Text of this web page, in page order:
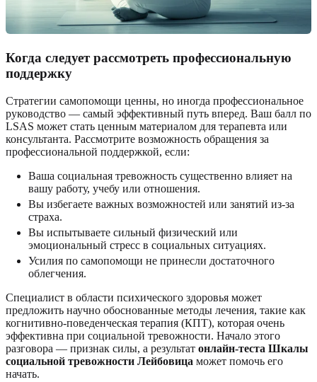
Когда следует рассмотреть профессиональную
поддержку
Стратегии самопомощи ценны, но иногда профессиональное
руководство — самый эффективный путь вперед. Ваш балл по
LSAS может стать ценным материалом для терапевта или
консультанта. Рассмотрите возможность обращения за
профессиональной поддержкой, если:
Ваша социальная тревожность существенно влияет на
вашу работу, учебу или отношения.
Вы избегаете важных возможностей или занятий из-за
страха.
Вы испытываете сильный физический или
эмоциональный стресс в социальных ситуациях.
Усилия по самопомощи не принесли достаточного
облегчения.
Специалист в области психического здоровья может
предложить научно обоснованные методы лечения, такие как
когнитивно-поведенческая терапия (КПТ), которая очень
эффективна при социальной тревожности. Начало этого
разговора — признак силы, а результат онлайн-теста Шкалы
социальной тревожности Лейбовица может помочь его
начать.